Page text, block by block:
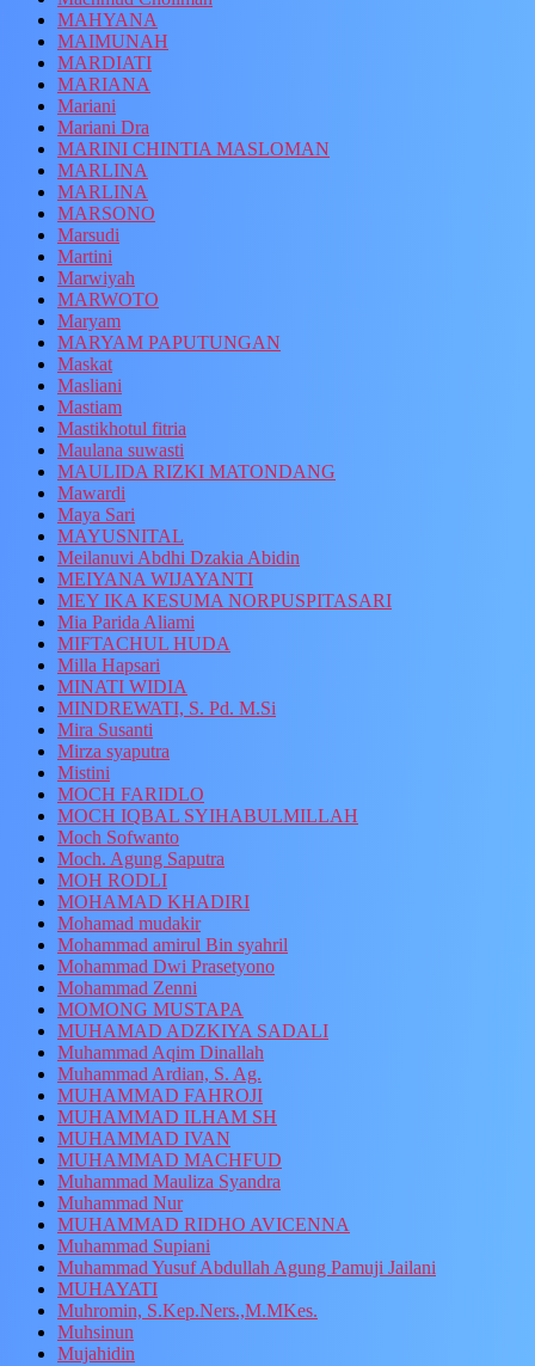
MAHYANA
MAIMUNAH
MARDIATI
MARIANA
Mariani
Mariani Dra
MARINI CHINTIA MASLOMAN
MARLINA
MARLINA
MARSONO
Marsudi
Martini
Marwiyah
MARWOTO
Maryam
MARYAM PAPUTUNGAN
Maskat
Masliani
Mastiam
Mastikhotul fitria
Maulana suwasti
MAULIDA RIZKI MATONDANG
Mawardi
Maya Sari
MAYUSNITAL
Meilanuvi Abdhi Dzakia Abidin
MEIYANA WIJAYANTI
MEY IKA KESUMA NORPUSPITASARI
Mia Parida Aliami
MIFTACHUL HUDA
Milla Hapsari
MINATI WIDIA
MINDREWATI, S. Pd. M.Si
Mira Susanti
Mirza syaputra
Mistini
MOCH FARIDLO
MOCH IQBAL SYIHABULMILLAH
Moch Sofwanto
Moch. Agung Saputra
MOH RODLI
MOHAMAD KHADIRI
Mohamad mudakir
Mohammad amirul Bin syahril
Mohammad Dwi Prasetyono
Mohammad Zenni
MOMONG MUSTAPA
MUHAMAD ADZKIYA SADALI
Muhammad Aqim Dinallah
Muhammad Ardian, S. Ag.
MUHAMMAD FAHROJI
MUHAMMAD ILHAM SH
MUHAMMAD IVAN
MUHAMMAD MACHFUD
Muhammad Mauliza Syandra
Muhammad Nur
MUHAMMAD RIDHO AVICENNA
Muhammad Supiani
Muhammad Yusuf Abdullah Agung Pamuji Jailani
MUHAYATI
Muhromin, S.Kep.Ners.,M.MKes.
Muhsinun
Mujahidin